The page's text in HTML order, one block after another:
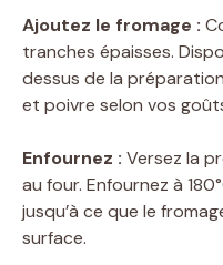
Ajoutez le fromage :
tranches épaisses.
dessus de la
et poivre selon vos
Enfournez : Versez la
au four. Enfournez à
jusqu’à ce que le
surface.